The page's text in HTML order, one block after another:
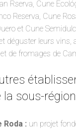
Rserva, Cune
Reserva, Cune
et Cune
déguster leurs vins,
de fromages de
sous-
Roda : un projet